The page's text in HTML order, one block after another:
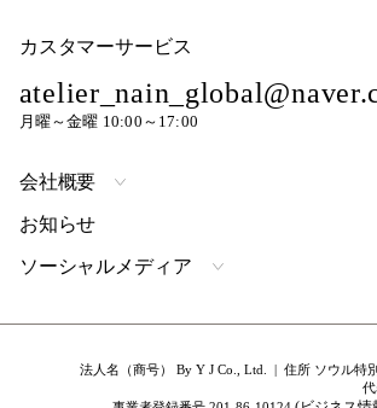
カスタマーサービス
月曜～金曜 10:00～17:00
会社概要
お知らせ
ソーシャルメディア
法人名（商号） By Y J Co., Ltd. | 住所 ソウル特